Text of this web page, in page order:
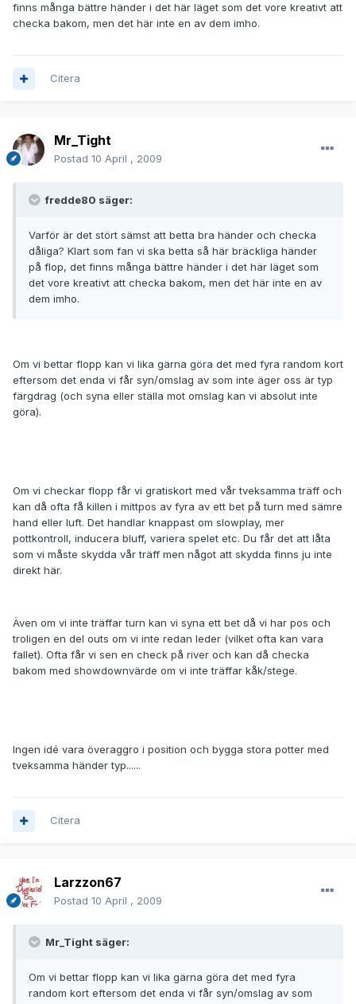
finns många bättre händer i det här läget som det vore kreativt att
checka bakom, men det här inte en av dem imho.
Citera
Mr_Tight
Postad 10 April , 2009
fredde80 säger:
Varför är det stört sämst att betta bra händer och checka
dåliga? Klart som fan vi ska betta så här bräckliga händer
på flop, det finns många bättre händer i det här läget som
det vore kreativt att checka bakom, men det här inte en av
dem imho.
Om vi bettar flopp kan vi lika gärna göra det med fyra random kort
eftersom det enda vi får syn/omslag av som inte äger oss är typ
färgdrag (och syna eller ställa mot omslag kan vi absolut inte
göra).
Om vi checkar flopp får vi gratiskort med vår tveksamma träff och
kan då ofta få killen i mittpos av fyra av ett bet på turn med sämre
hand eller luft. Det handlar knappast om slowplay, mer
pottkontroll, inducera bluff, variera spelet etc. Du får det att låta
som vi måste skydda vår träff men något att skydda finns ju inte
direkt här.
Även om vi inte träffar turn kan vi syna ett bet då vi har pos och
troligen en del outs om vi inte redan leder (vilket ofta kan vara
fallet). Ofta får vi sen en check på river och kan då checka
bakom med showdownvärde om vi inte träffar kåk/stege.
Ingen idé vara överaggro i position och bygga stora potter med
tveksamma händer typ......
Citera
Larzzon67
Postad 10 April , 2009
Mr_Tight säger:
Om vi bettar flopp kan vi lika gärna göra det med fyra
random kort eftersom det enda vi får syn/omslag av som